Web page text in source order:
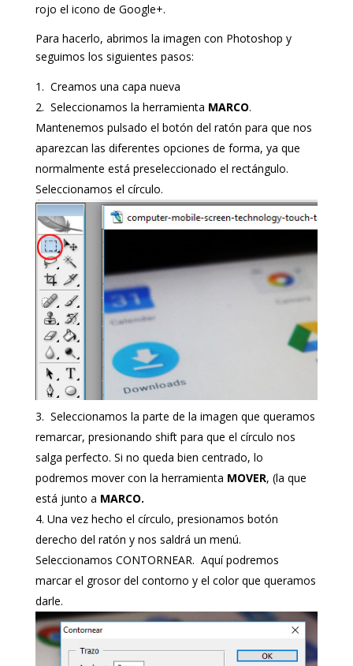
rojo el icono de Google+.
Para hacerlo, abrimos la imagen con Photoshop y
seguimos los siguientes pasos:
Creamos una capa nueva
Seleccionamos la herramienta MARCO.
Mantenemos pulsado el botón del ratón para que nos
aparezcan las diferentes opciones de forma, ya que
normalmente está preseleccionado el rectángulo.
Seleccionamos el círculo.
Seleccionamos la parte de la imagen que queramos
remarcar, presionando shift para que el círculo nos
salga perfecto. Si no queda bien centrado, lo
podremos mover con la herramienta MOVER, (la que
está junto a MARCO.
Una vez hecho el círculo, presionamos botón
derecho del ratón y nos saldrá un menú.
Seleccionamos CONTORNEAR. Aquí podremos
marcar el grosor del contorno y el color que queramos
darle.